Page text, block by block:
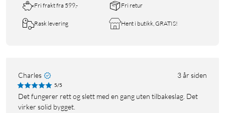
Fri frakt fra 599,- Fri retur
Rask levering Hent i butikk, GRATIS!
Charles 3 år siden
5/5
Det fungerer rett og slett med en gang uten tilbakeslag. Det
virker solid bygget.